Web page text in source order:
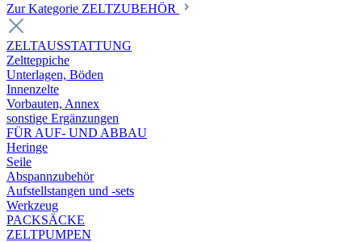
Zur Kategorie ZELTZUBEHÖR
ZELTAUSSTATTUNG
Zeltteppiche
Unterlagen, Böden
Innenzelte
Vorbauten, Annex
sonstige Ergänzungen
FÜR AUF- UND ABBAU
Heringe
Seile
Abspannzubehör
Aufstellstangen und -sets
Werkzeug
PACKSÄCKE
ZELTPUMPEN